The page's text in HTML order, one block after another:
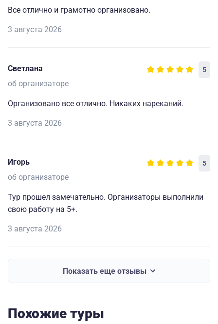
Все отлично и грамотно организовано.
3 августа 2026
Светлана 5
об организаторе
Организовано все отлично. Никаких нареканий.
3 августа 2026
Игорь 5
об организаторе
Тур прошел замечательно. Организаторы выполнили
свою работу на 5+.
3 августа 2026
Показать еще отзывы
Похожие туры